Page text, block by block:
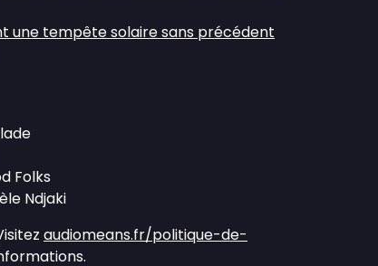
une tempête solaire sans précédent
Folks
Ndjaki
audiomeans.fr/politique-de-